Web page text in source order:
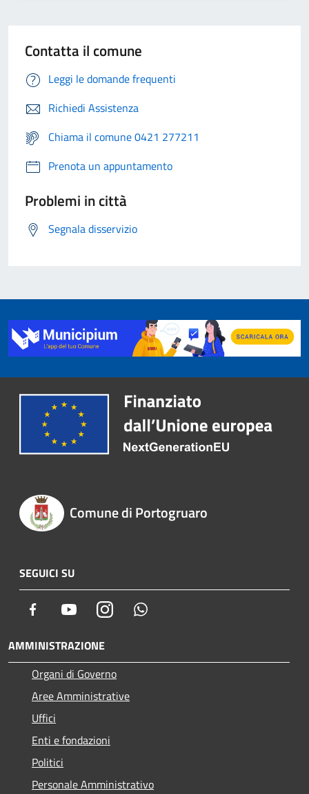
Contatta il comune
Leggi le domande frequenti
Richiedi Assistenza
Chiama il comune 0421 277211
Prenota un appuntamento
Problemi in città
Segnala disservizio
Comune di Portogruaro
SEGUICI SU
Facebook YoutubeInstagram
AMMINISTRAZIONE
Organi di Governo
Aree Amministrative
Uffici
Enti e fondazioni
Politici
Personale Amministrativo